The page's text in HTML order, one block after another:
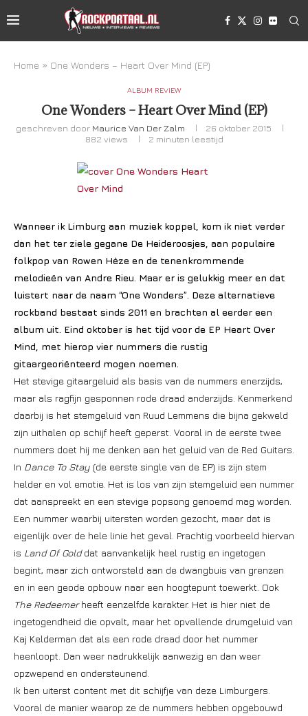
Home » One Wonders – Heart Over Mind (EP)
ALBUM REVIEW
One Wonders – Heart Over Mind (EP)
geschreven door Maurice Van Der Zalm
26 oktober 2015
882 views 2 minuten leestijd
Wanneer ik Limburg aan muziek koppel, kom ik niet verder
dan het ter ziele gegane De Heideroosjes, aan populaire
folkpop van Rowen Hèze en de tenenkrommende
melodieën van Andre Rieu. Maar er is gelukkig meer en dat
luistert naar de naam “One Wonders”. Deze alternatieve
rockband bestaat sinds 2011 en brachten al eerder een
album uit. Eind oktober is het tijd voor de EP Heart Over
Mind, met hierop vier nummers die rustig
gitaargeoriënteerd mogen noemen.
Het stevige gitaargeluid als basis van de nummers enerzijds,
maar als ragfijn gesponnen rode draad anderzijds. Kenmerkend
daarbij is het stemgeluid van Ruud Lemmens die bijna gekweld
zijn uithalen op schijf heeft geperst. Vooral in de eerste twee
nummers doet hij me denken aan het geluid van de Red Guitars.
In Dance To Stay (de eerste single van de EP) is zijn stem
helder en vol emotie. Het is los van zijn stemgeluid een nummer
dat aanspreekt en een stevige popsong genoemd mag worden.
Een nummer waarbij uitersten worden gezocht, maar dat is
eigenlijk over de hele linie het geval. Prachtig voorbeeld hiervan
is Land Of Golddat aanvankelijk heel rustig en ingetogen
begint, maar zich ontworsteld aan de dwangbuis van grenzen
en in een geode opbouw naar een hoogtepunt toewerkt. Ook
The Redeemerheeft eenzelfde karakter. Het is hier niet de
ingetogendheid die opvalt, maar het opvallende drumgeluid van
Kaj Kelderman dat als een rode draad door het nummer
heenloopt. Dan weer nadrukkelijk aanwezig en dan weer
opzwepend en ondersteunend.
Ik ben uiterst content met dit schijfje van deze Limburgers.
Vooral de manier waarop ze de nummers hebben opgebouwd